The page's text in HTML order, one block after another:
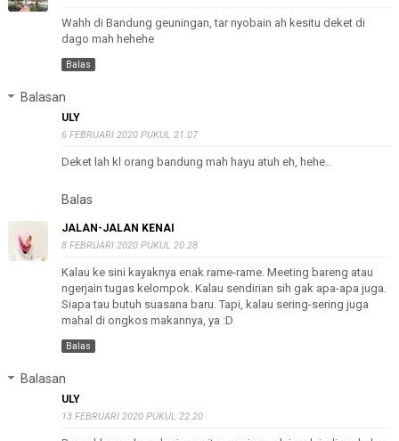
Wahh di Bandung geuningan, tar nyobain ah kesitu deket di
dago mah hehehe
Balas
Balasan
ULY
6 FEBRUARI 2020 PUKUL 21.07
Deket lah kl orang bandung mah hayu atuh eh, hehe..
Balas
JALAN-JALAN KENAI
8 FEBRUARI 2020 PUKUL 20.28
Kalau ke sini kayaknya enak rame-rame. Meeting bareng atau
ngerjain tugas kelompok. Kalau sendirian sih gak apa-apa juga.
Siapa tau butuh suasana baru. Tapi, kalau sering-sering juga
mahal di ongkos makannya, ya :D
Balas
Balasan
ULY
13 FEBRUARI 2020 PUKUL 22.20